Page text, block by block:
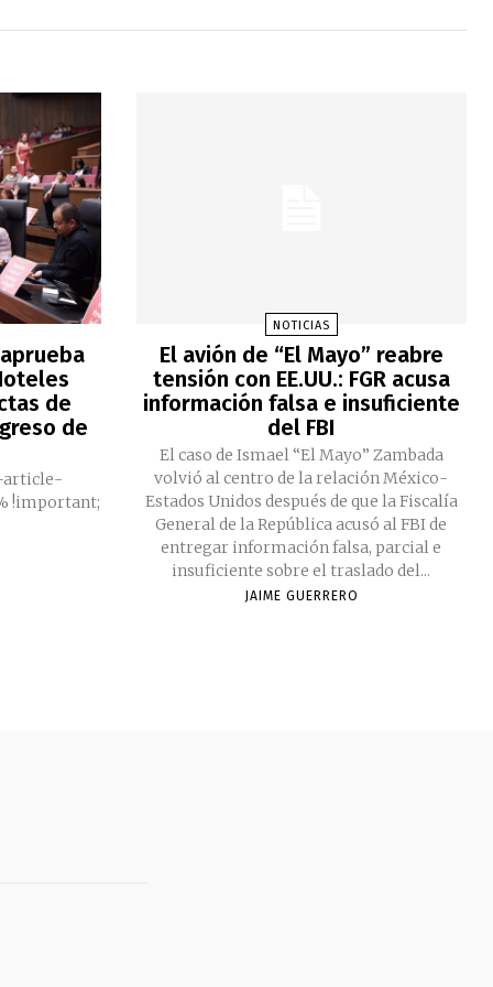
de
de
article-
!important;
NOTICIAS
El avión de “El Mayo” reabre
tensión con EE.UU.: FGR acusa
información falsa e insuficiente
del FBI
El caso de Ismael “El Mayo” Zambada
volvió al centro de la relación México-
Estados Unidos después de que la Fiscalía
General de la República acusó al FBI de
entregar información falsa, parcial e
insuficiente sobre el traslado del...
JAIME GUERRERO